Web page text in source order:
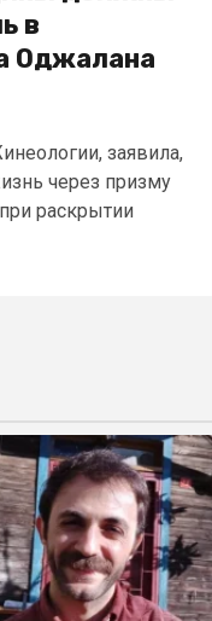
в
Оджалана
заявила,
через призму
раскрытии